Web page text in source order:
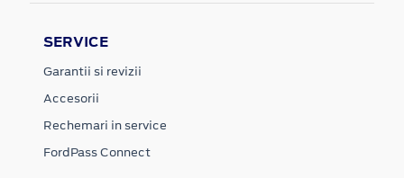
SERVICE
Garantii si revizii
Accesorii
Rechemari in service
FordPass Connect